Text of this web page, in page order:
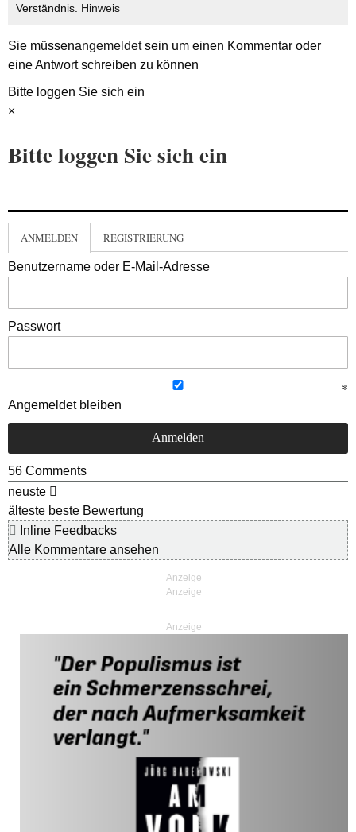
Verständnis. Hinweis
Sie müssenangemeldetsein um einen Kommentar oder
eine Antwort schreiben zu können
Bitte loggen Sie sich ein
×
Bitte loggen Sie sich ein
ANMELDEN REGISTRIERUNG
Benutzername oder E-Mail-Adresse
Passwort
Angemeldet bleiben
56 Comments
neuste
älteste beste Bewertung
Inline Feedbacks
Alle Kommentare ansehen
Anzeige